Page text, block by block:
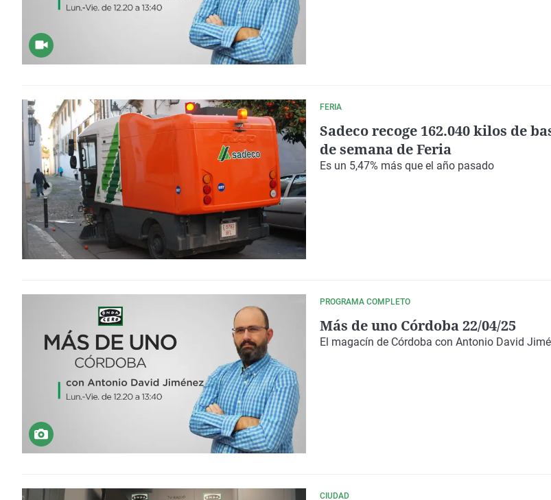
FERIA
Sadeco recoge 162.040 kilos de
de semana de Feria
Es un 5,47% más que el año pasado
PROGRAMA COMPLETO
Más de uno Córdoba 22/04/25
El magacín de Córdoba con Antonio David
CIUDAD